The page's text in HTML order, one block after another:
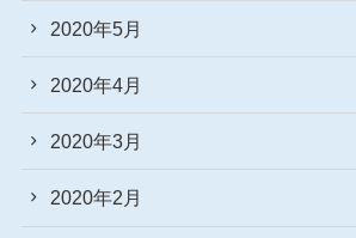
2020年5月
2020年4月
2020年3月
2020年2月